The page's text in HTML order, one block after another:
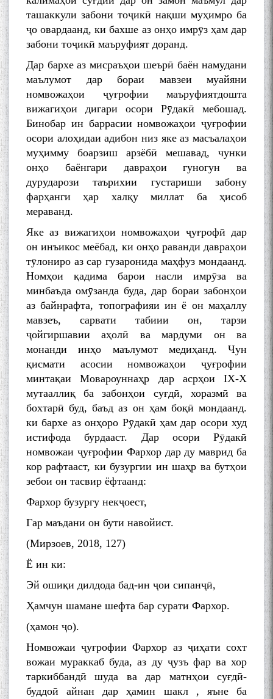
ташаккули забони тоҷикӣ нақши муҳимро ба
ҷо овардаанд, ки бахше аз онҳо имрӯз ҳам дар
забони тоҷикӣ маъруфият доранд.
Дар бархе аз мисраъҳои шеърӣ баён намудани
маълумот дар бораи мавзеи муайяни
номвожаҳои ҷуғрофии маъруфиятдошта
вижагиҳои дигари осори Рӯдакӣ мебошад.
Бинобар ин баррасии номвожаҳои ҷуғрофии
осори алоҳидаи адибон низ яке аз масъалаҳои
муҳимму боарзиш арзёбӣ мешавад, чунки
онҳо баёнгари давраҳои гуногун ва
дурударози таърихии густариши забону
фарҳанги ҳар халқу миллат ба ҳисоб
мераванд.
Яке аз вижагиҳои номвожаҳои ҷуғрофӣ дар
он инъикос меёбад, ки онҳо раванди давраҳои
тӯлониро аз сар гузаронида маҳфуз мондаанд.
Номҳои қадима барои насли имрӯза ва
минбаъда омӯзанда буда, дар бораи забонҳои
аз байнрафта, топографияи ин ё он маҳаллу
мавзеъ, сарвати табиии он, тарзи
ҷойгиршавии аҳолӣ ва мардуми он ва
монанди инҳо маълумот медиҳанд. Чун
қисмати асосии номвожаҳои ҷуғрофии
минтақаи Мовароуннаҳр дар асрҳои IX-X
мутааллиқ ба забонҳои суғдӣ, хоразмӣ ва
бохтарӣ буд, баъд аз он ҳам боқӣ мондаанд.
ки бархе аз онҳоро Рӯдакӣ ҳам дар осори худ
истифода бурдааст. Дар осори Рӯдакӣ
номвожаи ҷуғрофии Фархор дар ду маврид ба
кор рафтааст, ки бузургии ин шаҳр ва бутҳои
зебои он тасвир ёфтаанд:
Фархор бузургу некҷоест,
Гар маъдани он бути навойист.
(Мирзоев, 2018, 127)
Ё ин ки:
Эй ошиқи дилдода бад-ин ҷои сипанҷӣ,
Ҳамчун шамане шефта бар сурати Фархор.
(ҳамон ҷо).
Номвожаи ҷуғрофии Фархор аз ҷиҳати сохт
вожаи мураккаб буда, аз ду ҷузъ фар ва хор
таркиббандӣ шуда ва дар матнҳои суғдӣ-
буддоӣ айнан дар ҳамин шакл , яъне ба